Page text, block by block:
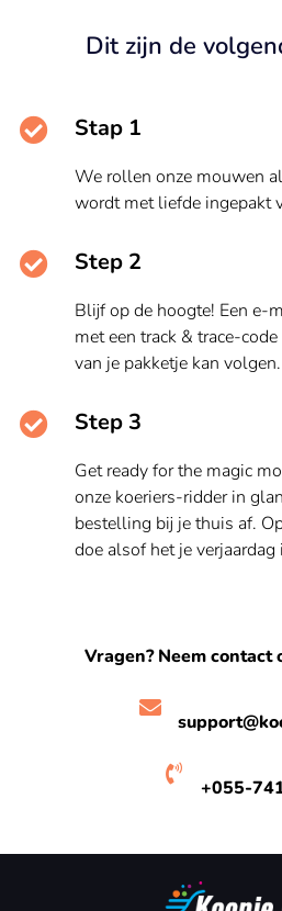
Dit zijn de
Stap 1
We rollen onze mouwen
wordt met liefde ingepakt
Step 2
Blijf op de hoogte! Een e-
met een track & trace-
van je pakketje kan volgen.
Step 3
Get ready for the magic
onze koeriers-ridder in
bestelling bij je thuis af.
doe alsof het je verjaardag
Vragen? Neem contact
+055-